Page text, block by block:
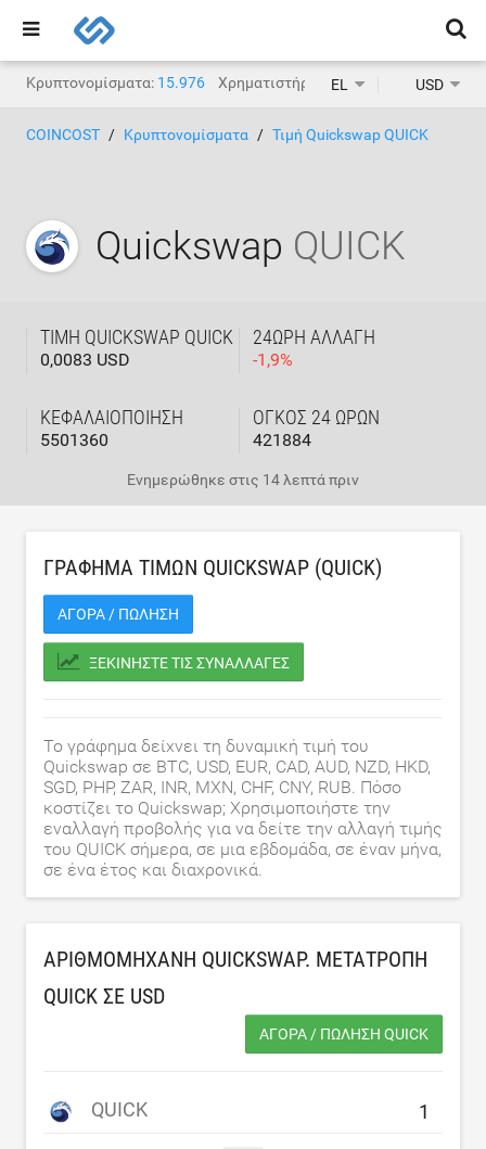
Κρυπτονομίσματα: 15.976 Χρηματιστήρια κρυπτονομισμάτων:
EL USD
COINCOST Κρυπτονομίσματα Τιμή Quickswap QUICK
Quickswap QUICK
ΤΙΜΉ QUICKSWAP QUICK
0,0083 USD
24ΩΡΗ ΑΛΛΑΓΉ
-1,9%
ΚΕΦΑΛΑΙΟΠΟΊΗΣΗ
5501360
ΌΓΚΟΣ 24 ΩΡΏΝ
421884
Ενημερώθηκε στις 14 λεπτά πριν
ΓΡΆΦΗΜΑ ΤΙΜΏΝ QUICKSWAP (QUICK)
ΑΓΟΡΆ / ΠΏΛΗΣΗ
ΞΕΚΙΝΉΣΤΕ ΤΙΣ ΣΥΝΑΛΛΑΓΈΣ
Το γράφημα δείχνει τη δυναμική τιμή του
Quickswap σε BTC, USD, EUR, CAD, AUD, NZD, HKD,
SGD, PHP, ZAR, INR, MXN, CHF, CNY, RUB. Πόσο
κοστίζει το Quickswap; Χρησιμοποιήστε την
εναλλαγή προβολής για να δείτε την αλλαγή τιμής
του QUICK σήμερα, σε μια εβδομάδα, σε έναν μήνα,
σε ένα έτος και διαχρονικά.
ΑΡΙΘΜΟΜΗΧΑΝΉ QUICKSWAP. ΜΕΤΑΤΡΟΠΉ
QUICK ΣΕ USD
ΑΓΟΡΆ / ΠΏΛΗΣΗ QUICK
QUICK